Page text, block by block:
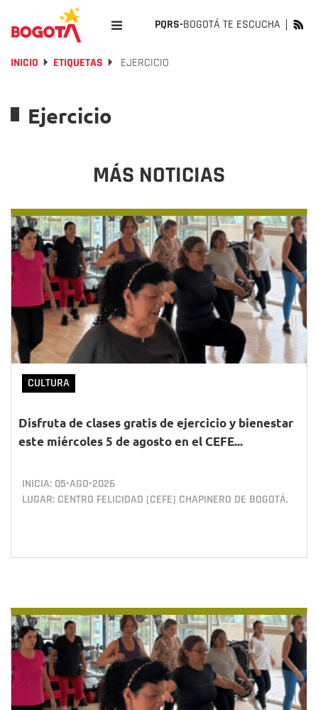
PQRS-BOGOTÁ TE ESCUCHA
INICIO ETIQUETAS EJERCICIO
Ejercicio
MÁS NOTICIAS
CULTURA
Disfruta de clases gratis de ejercicio y bienestar
este miércoles 5 de agosto en el CEFE...
INICIA: 05•AGO•2026
LUGAR: CENTRO FELICIDAD (CEFE) CHAPINERO DE BOGOTÁ.